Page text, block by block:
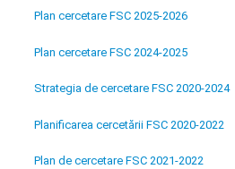
Plan cercetare FSC 2025-2026
Plan cercetare FSC 2024-2025
Strategia de cercetare FSC 2020-2024
Planificarea cercetării FSC 2020-2022
Plan de cercetare FSC 2021-2022